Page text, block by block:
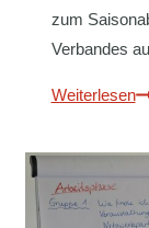
zum
Verbandes
Weiterlesen